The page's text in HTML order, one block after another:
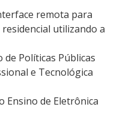
remota para
utilizando a
Políticas Públicas
e Tecnológica
Ensino de Eletrônica